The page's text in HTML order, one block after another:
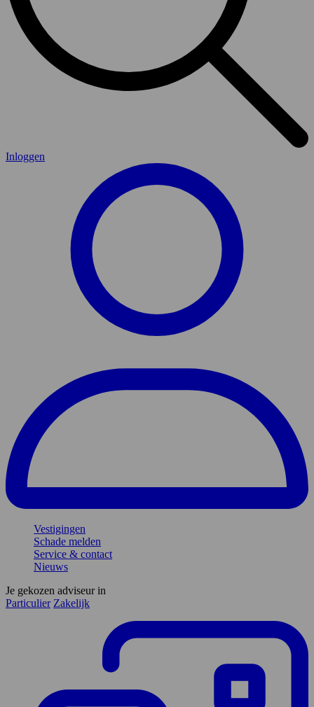
Inloggen
Vestigingen
Schade melden
Service & contact
Nieuws
Je gekozen adviseur in
Particulier Zakelijk